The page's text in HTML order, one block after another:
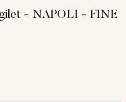
- NAPOLI - FINE